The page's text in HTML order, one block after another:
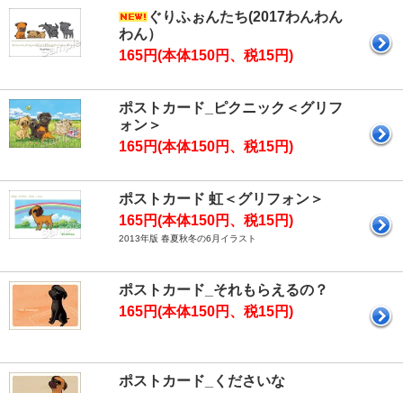
ぐりふぉんたち(2017わんわん
わん）
165円(本体150円、税15円)
ポストカード_ピクニック＜グリフ
ォン＞
165円(本体150円、税15円)
ポストカード 虹＜グリフォン＞
165円(本体150円、税15円)
2013年版 春夏秋冬の6月イラスト
ポストカード_それもらえるの？
165円(本体150円、税15円)
ポストカード_くださいな